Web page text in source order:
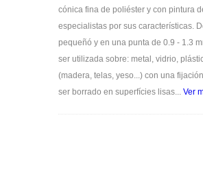
cónica fina de poliéster y con pintura
especialistas por sus características.
pequeñó y en una punta de 0.9 - 1.3
ser utilizada sobre: metal, vidrio,
(madera, telas, yeso...) con una
ser borrado en superfícies lisas... Ver